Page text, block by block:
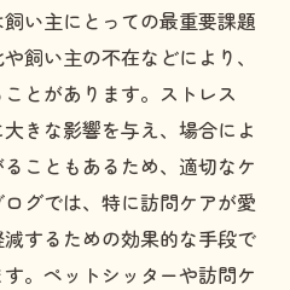
い主にとっての最重要課題
飼い主の不在などにより、
とがあります。ストレス
きな影響を与え、場合によ
こともあるため、適切なケ
グでは、特に訪問ケアが愛
するための効果的な手段で
。ペットシッターや訪問ケ